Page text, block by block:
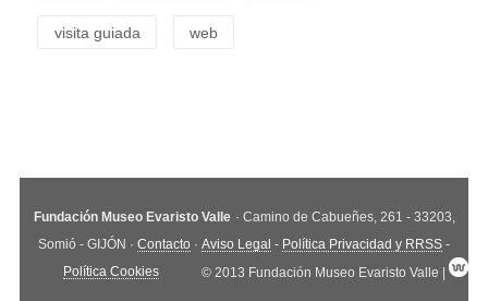
visita guiada web
Fundación Museo Evaristo Valle · Camino de Cabueñes, 261 - 33203,
Somió - GIJÓN · Contacto · Aviso Legal - Política Privacidad y RRSS -
Política Cookies © 2013 Fundación Museo Evaristo Valle |